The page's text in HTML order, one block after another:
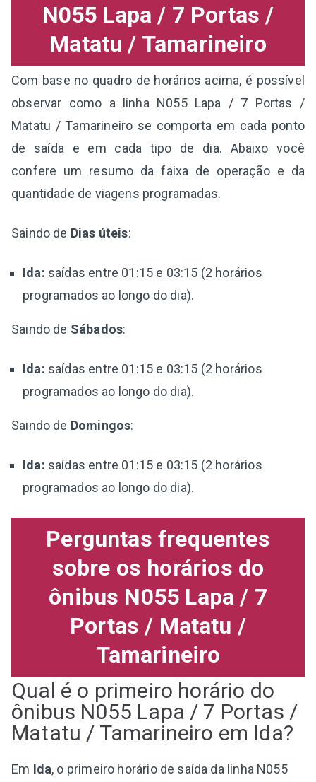
N055 Lapa / 7 Portas /
Matatu / Tamarineiro
Com base no quadro de horários acima, é possível
observar como a linha N055 Lapa / 7 Portas /
Matatu / Tamarineiro se comporta em cada ponto
de saída e em cada tipo de dia. Abaixo você
confere um resumo da faixa de operação e da
quantidade de viagens programadas.
Saindo de Dias úteis:
Ida: saídas entre 01:15 e 03:15 (2 horários
programados ao longo do dia).
Saindo de Sábados:
Ida: saídas entre 01:15 e 03:15 (2 horários
programados ao longo do dia).
Saindo de Domingos:
Ida: saídas entre 01:15 e 03:15 (2 horários
programados ao longo do dia).
Perguntas frequentes
sobre os horários do
ônibus N055 Lapa / 7
Portas / Matatu /
Tamarineiro
Qual é o primeiro horário do
ônibus N055 Lapa / 7 Portas /
Matatu / Tamarineiro em Ida?
Em Ida, o primeiro horário de saída da linha N055